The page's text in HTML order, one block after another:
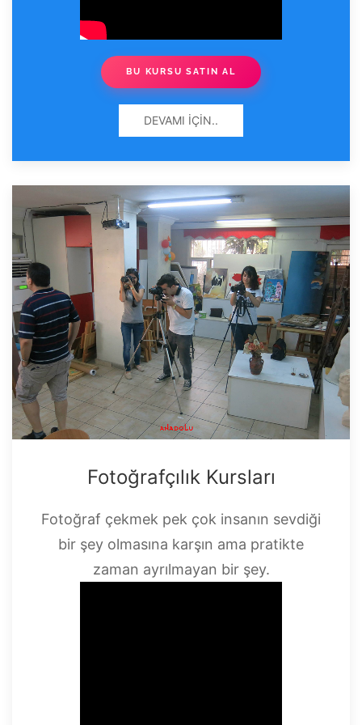
BU KURSU SATIN AL
DEVAMI İÇIN..
Fotoğrafçılık Kursları
Fotoğraf çekmek pek çok insanın sevdiği
bir şey olmasına karşın ama pratikte
zaman ayrılmayan bir şey.